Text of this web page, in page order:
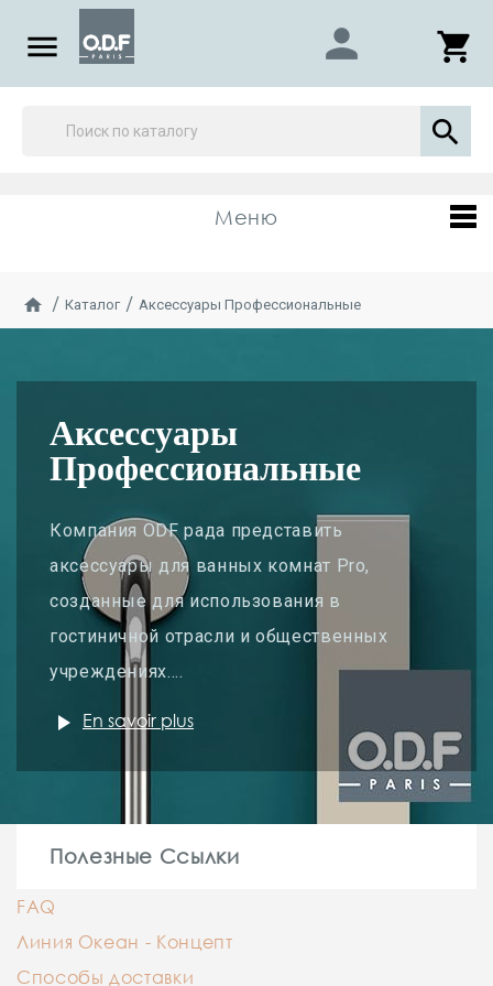
 shopping_cart
person

Меню
Каталог Аксессуары Профессиональные
Аксессуары
Профессиональные
Компания ODF рада представить
аксессуары для ванных комнат Pro,
созданные для использования в
гостиничной отрасли и общественных
учреждениях....
play_arrow En savoir plus
Полезные Ссылки
FAQ
Линия Океан - Концепт
Способы доставки